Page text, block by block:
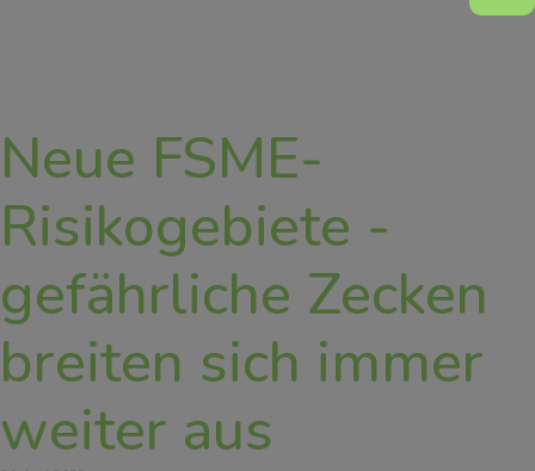
Neue FSME-
Risikogebiete -
gefährliche Zecken
breiten sich immer
weiter aus